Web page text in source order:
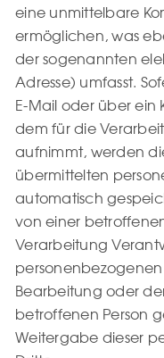
eine unmittelbare
ermöglichen, was
der sogenannten
Adresse) umfasst.
E-Mail oder über ein
dem für die
aufnimmt, werden
übermittelten
automatisch
von einer
Verarbeitung
Bearbeitung oder
betroffenen Person
Weitergabe dieser